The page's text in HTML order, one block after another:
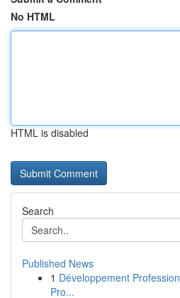
No HTML
HTML is disabled
Search
Published News
1 Développement
Pro...